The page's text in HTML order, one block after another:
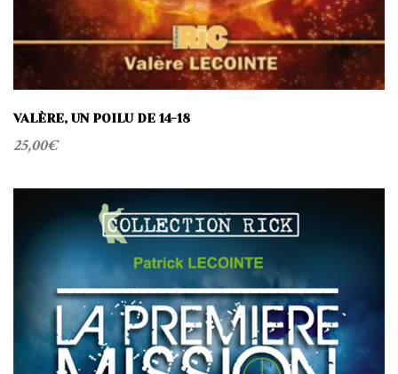
VALÈRE, UN POILU DE 14-18
25,00€